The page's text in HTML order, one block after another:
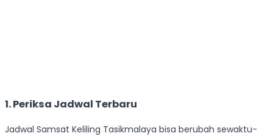
1. Periksa Jadwal Terbaru
Jadwal Samsat Keliling Tasikmalaya bisa berubah sewaktu-